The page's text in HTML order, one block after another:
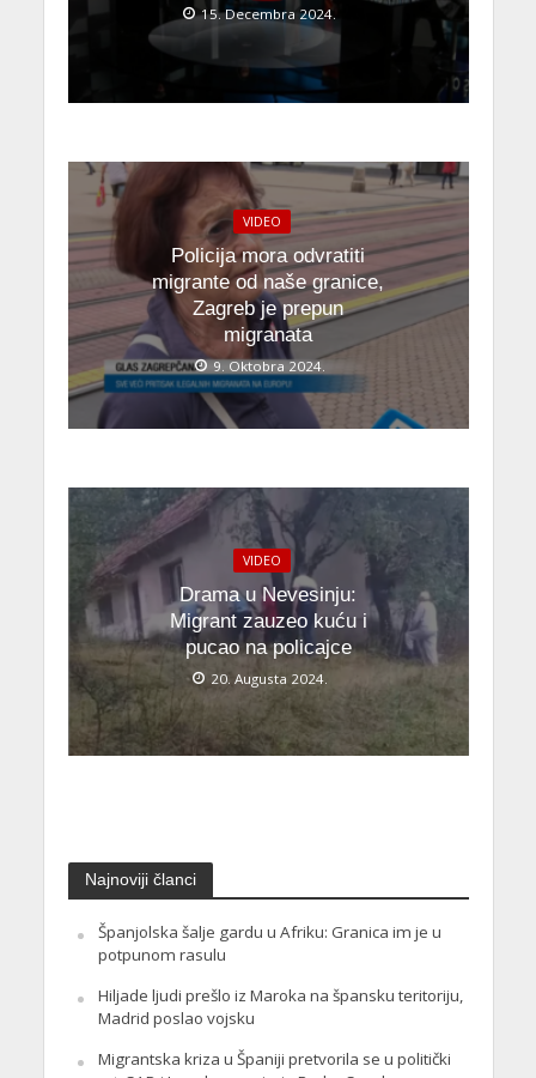
15. Decembra 2024.
VIDEO
Policija mora odvratiti
migrante od naše granice,
Zagreb je prepun
migranata
9. Oktobra 2024.
VIDEO
Drama u Nevesinju:
Migrant zauzeo kuću i
pucao na policajce
20. Augusta 2024.
Najnoviji članci
Španjolska šalje gardu u Afriku: Granica im je u
potpunom rasulu
Hiljade ljudi prešlo iz Maroka na špansku teritoriju,
Madrid poslao vojsku
Migrantska kriza u Španiji pretvorila se u politički